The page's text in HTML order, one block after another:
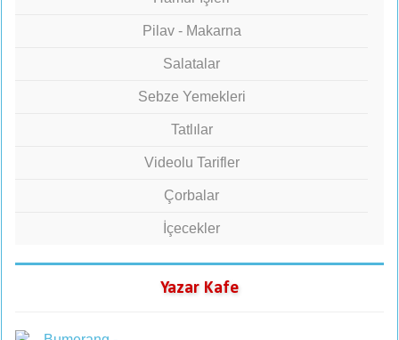
Pilav - Makarna
Salatalar
Sebze Yemekleri
Tatlılar
Videolu Tarifler
Çorbalar
İçecekler
Yazar Kafe